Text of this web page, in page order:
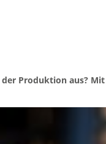
Produktion aus?